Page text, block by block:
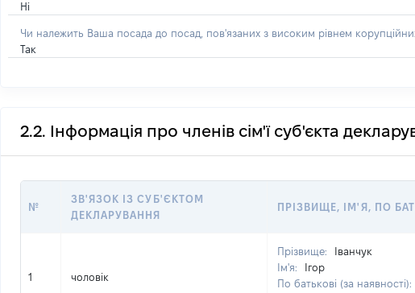
Ні
Чи належить Ваша посада до посад, пов'язаних з високим рівнем
Так
2.2. Інформація про членів сім'ї суб'єкта
№
ЗВ'ЯЗОК ІЗ СУБ'ЄКТОМ
ДЕКЛАРУВАННЯ
ПРІЗВИЩЕ, ІМ'Я, ПО
1 чоловік
Прізвище:
Іванчук
Ім'я:
Ігор
По батькові (за наявності):